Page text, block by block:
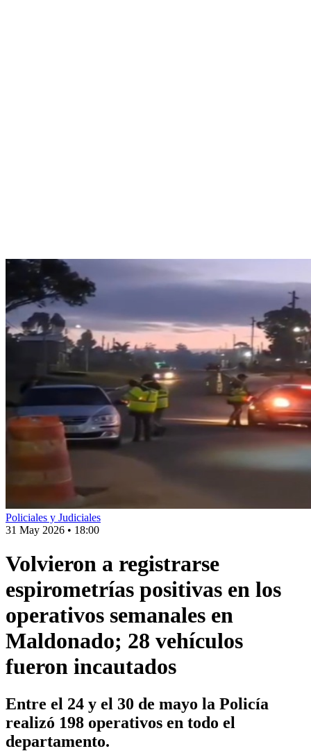
Policiales y Judiciales
31 May 2026 • 18:00
Volvieron a registrarse
espirometrías positivas en los
operativos semanales en
Maldonado; 28 vehículos
fueron incautados
Entre el 24 y el 30 de mayo la Policía
realizó 198 operativos en todo el
departamento.